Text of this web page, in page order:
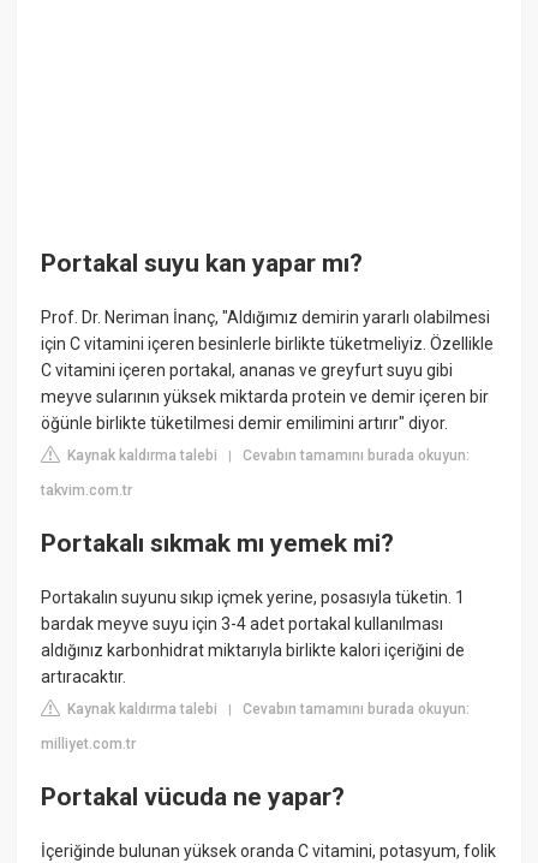
Portakal suyu kan yapar mı?
Prof. Dr. Neriman İnanç, "Aldığımız demirin yararlı olabilmesi
için C vitamini içeren besinlerle birlikte tüketmeliyiz. Özellikle
C vitamini içeren portakal, ananas ve greyfurt suyu gibi
meyve sularının yüksek miktarda protein ve demir içeren bir
öğünle birlikte tüketilmesi demir emilimini artırır" diyor.
Kaynak kaldırma talebi |Cevabın tamamını burada okuyun:
takvim.com.tr
Portakalı sıkmak mı yemek mi?
Portakalın suyunu sıkıp içmek yerine, posasıyla tüketin. 1
bardak meyve suyu için 3-4 adet portakal kullanılması
aldığınız karbonhidrat miktarıyla birlikte kalori içeriğini de
artıracaktır.
Kaynak kaldırma talebi |Cevabın tamamını burada okuyun:
milliyet.com.tr
Portakal vücuda ne yapar?
İçeriğinde bulunan yüksek oranda C vitamini, potasyum, folik